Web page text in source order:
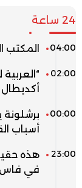
24 ساعة
04:00 المكتب
02:00
أكديطال
00:00
أسباب
23:00
هذه
في فاس